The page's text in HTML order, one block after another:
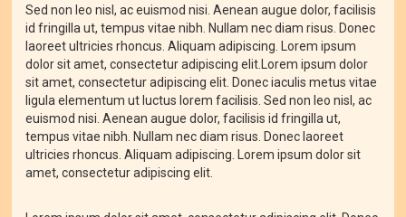
Sed non leo nisl, ac euismod nisi. Aenean augue dolor, facilisis
id fringilla ut, tempus vitae nibh. Nullam nec diam risus. Donec
laoreet ultricies rhoncus. Aliquam adipiscing. Lorem ipsum
dolor sit amet, consectetur adipiscing elit.Lorem ipsum dolor
sit amet, consectetur adipiscing elit. Donec iaculis metus vitae
ligula elementum ut luctus lorem facilisis. Sed non leo nisl, ac
euismod nisi. Aenean augue dolor, facilisis id fringilla ut,
tempus vitae nibh. Nullam nec diam risus. Donec laoreet
ultricies rhoncus. Aliquam adipiscing. Lorem ipsum dolor sit
amet, consectetur adipiscing elit.